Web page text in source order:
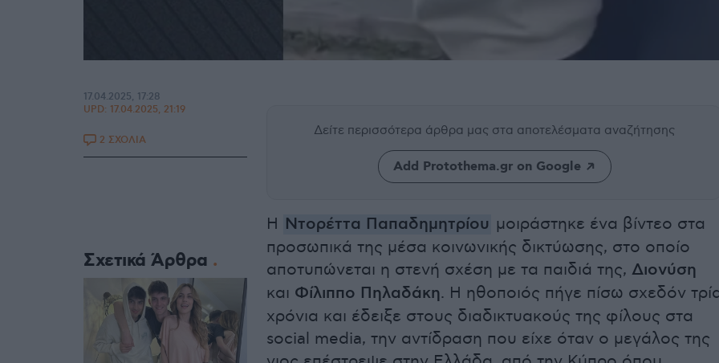
Δείτε περισσότερα άρθρα μας στα αποτελέσματα αναζήτησης
Add Protothema.gr on Google
Η Ντορέττα Παπαδημητρίου μοιράστηκε ένα βίντεο στα
προσωπικά της μέσα κοινωνικής δικτύωσης, στο οποίο
αποτυπώνεται η στενή σχέση με τα παιδιά της, Διονύση
και Φίλιππο Πηλαδάκη. Η ηθοποιός πήγε πίσω σχεδόν
χρόνια και έδειξε στους διαδικτυακούς της φίλους στα
social media, την αντίδραση που είχε όταν ο μεγάλος της
17.04.2025, 17:28
UPD: 17.04.2025, 21:19
2 ΣΧΟΛΙΑ
Σχετικά Άρθρα